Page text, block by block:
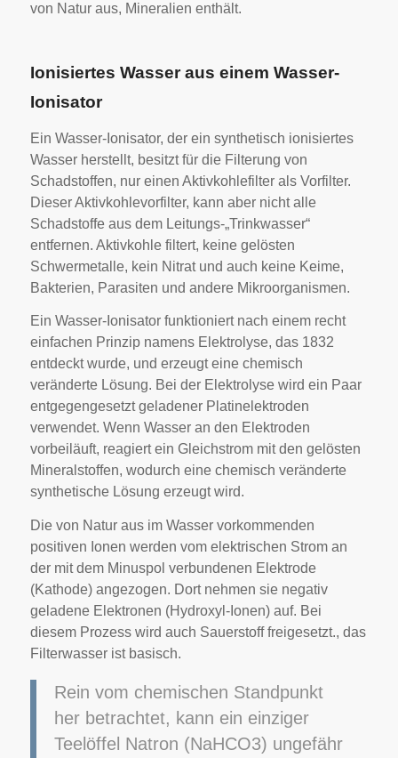
von Natur aus, Mineralien enthält.
Ionisiertes Wasser aus einem Wasser-
Ionisator
Ein Wasser-Ionisator, der ein synthetisch ionisiertes
Wasser herstellt, besitzt für die Filterung von
Schadstoffen, nur einen Aktivkohlefilter als Vorfilter.
Dieser Aktivkohlevorfilter, kann aber nicht alle
Schadstoffe aus dem Leitungs-„Trinkwasser“
entfernen. Aktivkohle filtert, keine gelösten
Schwermetalle, kein Nitrat und auch keine Keime,
Bakterien, Parasiten und andere Mikroorganismen.
Ein Wasser-Ionisator funktioniert nach einem recht
einfachen Prinzip namens Elektrolyse, das 1832
entdeckt wurde, und erzeugt eine chemisch
veränderte Lösung. Bei der Elektrolyse wird ein Paar
entgegengesetzt geladener Platinelektroden
verwendet. Wenn Wasser an den Elektroden
vorbeiläuft, reagiert ein Gleichstrom mit den gelösten
Mineralstoffen, wodurch eine chemisch veränderte
synthetische Lösung erzeugt wird.
Die von Natur aus im Wasser vorkommenden
positiven Ionen werden vom elektrischen Strom an
der mit dem Minuspol verbundenen Elektrode
(Kathode) angezogen. Dort nehmen sie negativ
geladene Elektronen (Hydroxyl-Ionen) auf. Bei
diesem Prozess wird auch Sauerstoff freigesetzt., das
Filterwasser ist basisch.
Rein vom chemischen Standpunkt
her betrachtet, kann ein einziger
Teelöffel Natron (NaHCO3) ungefähr